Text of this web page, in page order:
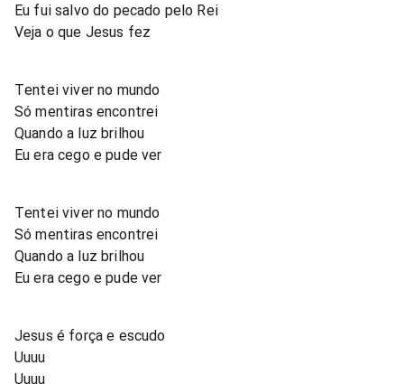
Eu fui salvo do pecado pelo Rei
Veja o que Jesus fez
Tentei viver no mundo
Só mentiras encontrei
Quando a luz brilhou
Eu era cego e pude ver
Tentei viver no mundo
Só mentiras encontrei
Quando a luz brilhou
Eu era cego e pude ver
Jesus é força e escudo
Uuuu
Uuuu